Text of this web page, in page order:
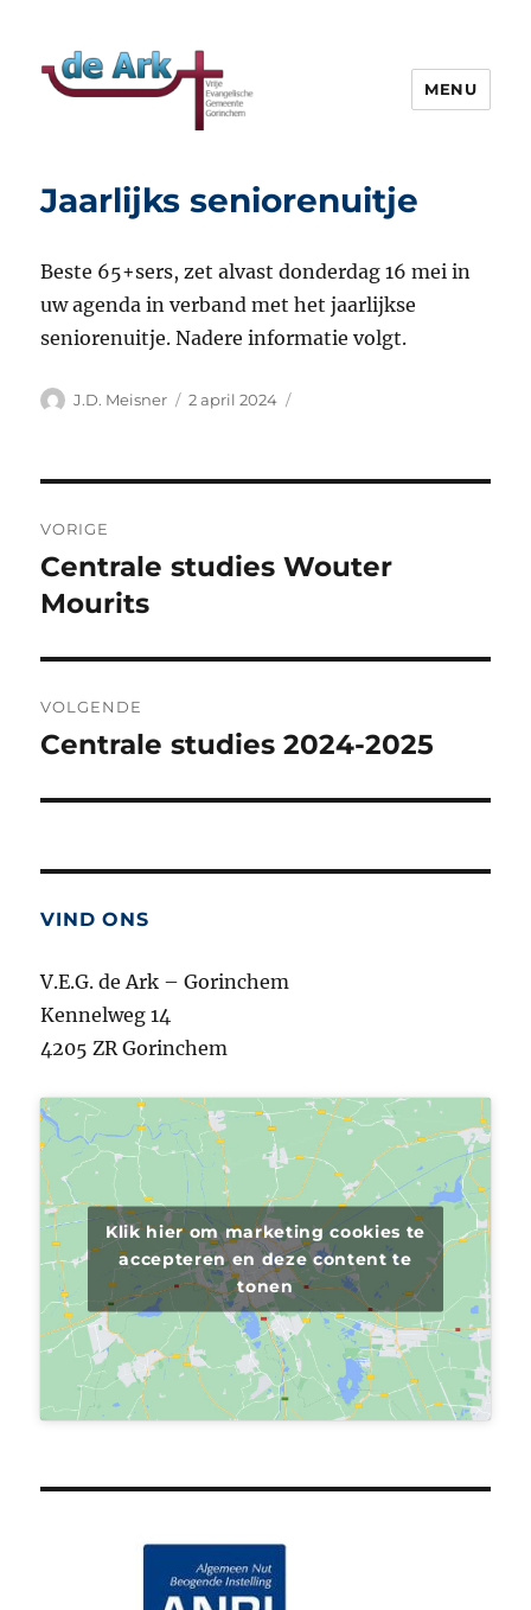
MENU
Jaarlijks seniorenuitje
Beste 65+sers, zet alvast donderdag 16 mei in
uw agenda in verband met het jaarlijkse
seniorenuitje. Nadere informatie volgt.
Auteur
J.D. Meisner
Geplaatst
2 april 2024
navigatie
VORIGE
Vorig
bericht:
Centrale studies Wouter
Mourits
VOLGENDE
Volgend
Centrale studies 2024-2025
VIND ONS
V.E.G. de Ark – Gorinchem
Kennelweg 14
4205 ZR Gorinchem
Klik hier om marketing cookies te
accepteren en deze content te
tonen